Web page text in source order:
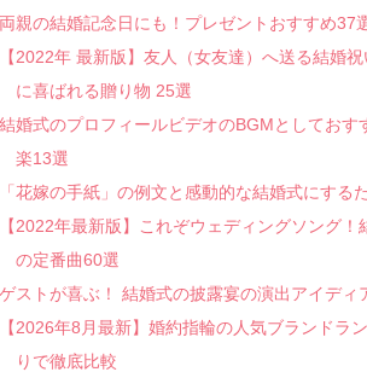
両親の結婚記念日にも！プレゼントおすすめ37
【2022年 最新版】友人（女友達）へ送る結婚
に喜ばれる贈り物 25選
結婚式のプロフィールビデオのBGMとしておす
楽13選
「花嫁の手紙」の例文と感動的な結婚式にする
【2022年最新版】これぞウェディングソング！
の定番曲60選
ゲストが喜ぶ！ 結婚式の披露宴の演出アイディ
【2026年8月最新】婚約指輪の人気ブランドラ
りで徹底比較